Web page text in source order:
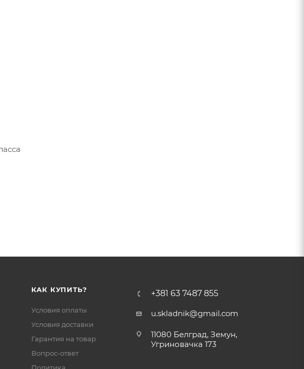
КАК КУПИТЬ?
Условия оплаты
Условия доставки
Гарантия на товар
Вопрос-ответ
+381 63 7487 855
u.skladnik@gmail.com
11080 Белград, Земун,
Угриновачка 173